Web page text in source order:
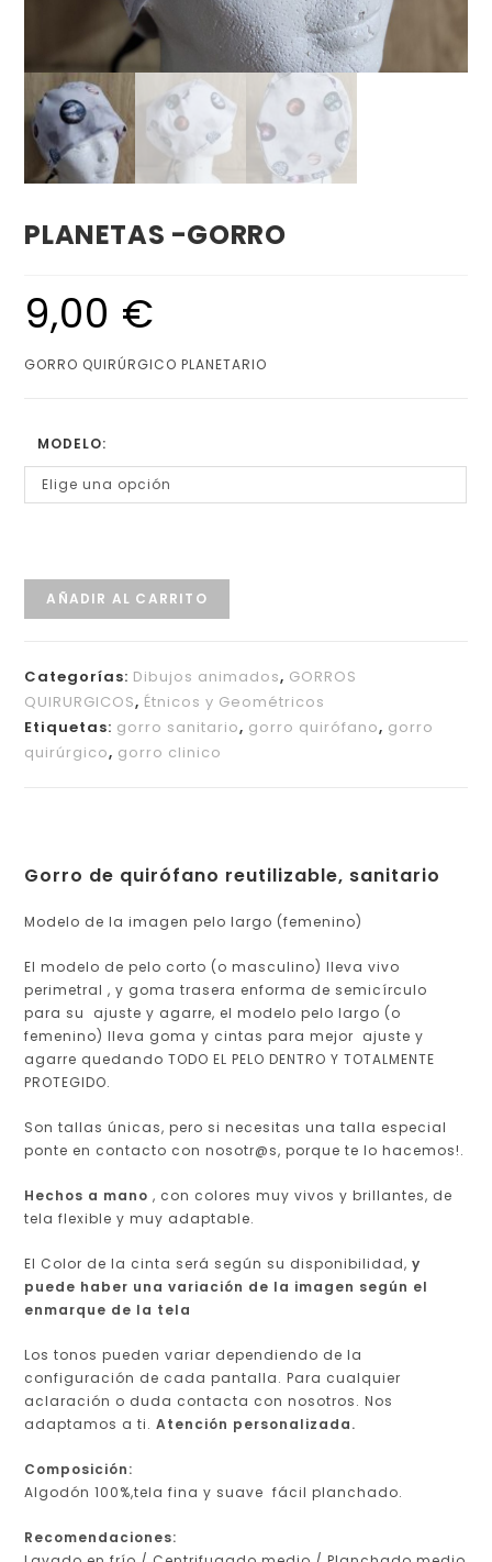
PLANETAS -GORRO
9,00 €
GORRO QUIRÚRGICO PLANETARIO
MODELO:
Elige una opción
AÑADIR AL CARRITO
Categorías: Dibujos animados, GORROS
QUIRURGICOS, Étnicos y Geométricos
Etiquetas: gorro sanitario, gorro quirófano, gorro
quirúrgico, gorro clinico
Gorro de quirófano reutilizable, sanitario
Modelo de la imagen pelo largo (femenino)
El modelo de pelo corto (o masculino) lleva vivo
perimetral , y goma trasera enforma de semicírculo
para su ajuste y agarre, el modelo pelo largo (o
femenino) lleva goma y cintas para mejor ajuste y
agarre quedandoTODO EL PELO DENTRO Y TOTALMENTE
PROTEGIDO.
Son tallas únicas, pero si necesitas una talla especial
ponte en contacto con nosotr@s, porque te lo hacemos!.
Hechos a mano , con colores muy vivos y brillantes, de
tela flexible y muy adaptable.
El Color de la cinta será según su disponibilidad,y
puede haber una variación de la imagen según el
enmarque de la tela
Los tonos pueden variar dependiendo de la
configuración de cada pantalla.Para cualquier
aclaración o duda contacta con nosotros. Nos
adaptamos a ti.Atención personalizada.
Composición:
Algodón 100%,tela fina y suave fácil planchado.
Recomendaciones: